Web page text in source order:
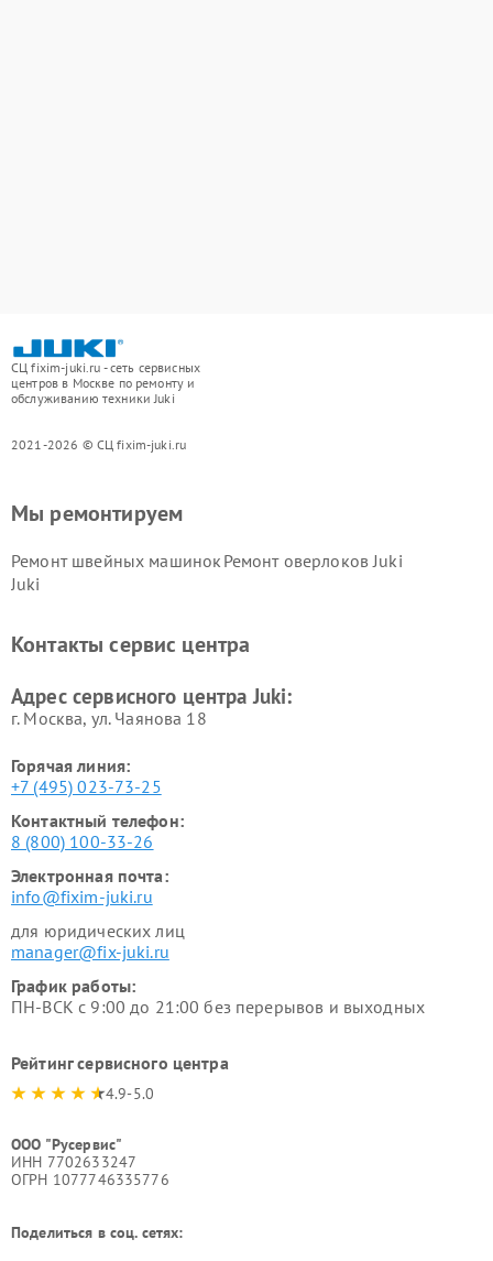
СЦ fixim-juki.ru - сеть сервисных
центров в Москве по ремонту и
обслуживанию техники Juki
2021-2026 © СЦ fixim-juki.ru
Мы ремонтируем
Ремонт швейных машинок
Juki
Ремонт оверлоков Juki
Контакты сервис центра
Адрес сервисного центра Juki:
г. Москва, ул. Чаянова 18
Горячая линия:
+7 (495) 023-73-25
Контактный телефон:
8 (800) 100-33-26
Электронная почта:
info@fixim-juki.ru
для юридических лиц
manager@fix-juki.ru
График работы:
ПН-ВСК с 9:00 до 21:00 без перерывов и выходных
Рейтинг сервисного центра
4.9-5.0
ООО "Русервис"
ИНН 7702633247
ОГРН 1077746335776
Поделиться в соц. сетях: